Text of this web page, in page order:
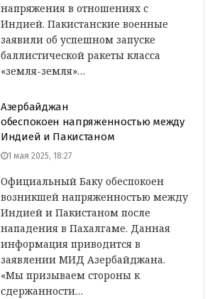
напряжения в отношениях с
Индией. Пакистанские военные
заявили об успешном запуске
баллистической ракеты класса
«земля-земля»…
Азербайджан
обеспокоен напряженностью между
Индией и Пакистаном
1 мая 2025, 18:27
Официальный Баку обеспокоен
возникшей напряженностью между
Индией и Пакистаном после
нападения в Пахалгаме. Данная
информация приводится в
заявлении МИД Азербайджана.
«Мы призываем стороны к
сдержанности…